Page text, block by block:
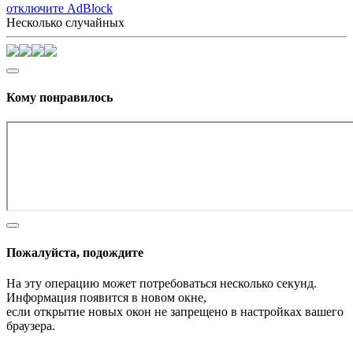
отключите AdBlock
Несколько случайных
Кому понравилось
Пожалуйста, подождите
На эту операцию может потребоваться несколько секунд.
Информация появится в новом окне,
если открытие новых окон не запрещено в настройках вашего
браузера.